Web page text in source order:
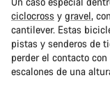
ciclocross y gravel,
cantilever. Estas
pistas y senderos de
perder el contacto
escalones de una